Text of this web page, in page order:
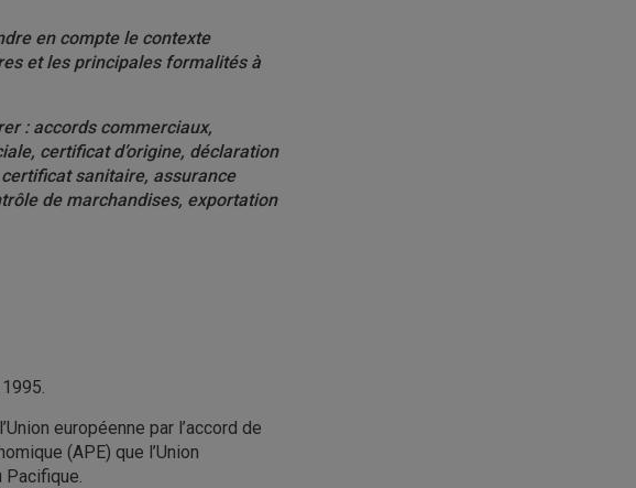
en compte le contexte
et les principales formalités à
: accords commerciaux,
certificat d’origine, déclaration
sanitaire, assurance
de marchandises, exportation
européenne par l’accord de
(APE) que l’Union
Pacifique.